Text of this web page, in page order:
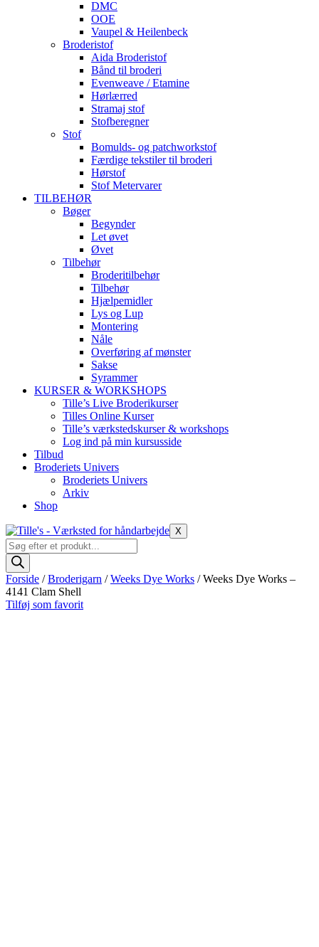
DMC
OOE
Vaupel & Heilenbeck
Broderistof
Aida Broderistof
Bånd til broderi
Evenweave / Etamine
Hørlærred
Stramaj stof
Stofberegner
Stof
Bomulds- og patchworkstof
Færdige tekstiler til broderi
Hørstof
Stof Metervarer
TILBEHØR
Bøger
Begynder
Let øvet
Øvet
Tilbehør
Broderitilbehør
Tilbehør
Hjælpemidler
Lys og Lup
Montering
Nåle
Overføring af mønster
Sakse
Syrammer
KURSER & WORKSHOPS
Tille’s Live Broderikurser
Tilles Online Kurser
Tille’s værkstedskurser & workshops
Log ind på min kursusside
Tilbud
Broderiets Univers
Broderiets Univers
Arkiv
Shop
X
Products
search
Forside /Broderigarn /Weeks Dye Works / Weeks Dye Works –
4141 Clam Shell
Tilføj som favorit